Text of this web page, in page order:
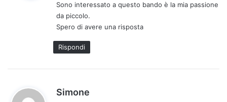
e
Sono interessato a questo bando è la mia passione
da piccolo.
Spero di avere una risposta
Rispondi
Simone